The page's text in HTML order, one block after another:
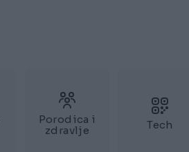
Porodica i
zdravlje
Tech